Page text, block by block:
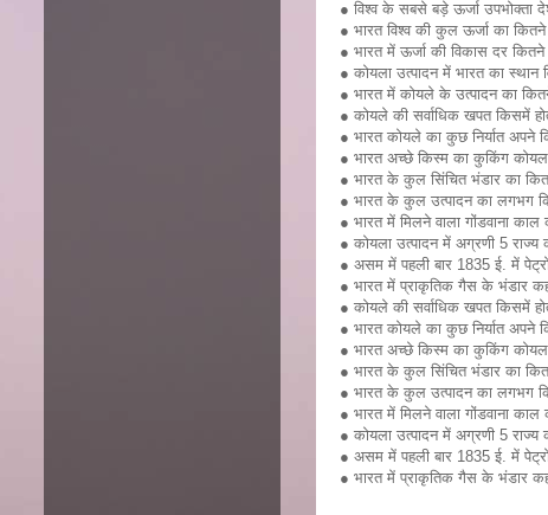
● विश्व के सबसे बड़े ऊर्जा उपभोक्ता
● भारत विश्व की कुल ऊर्जा का
● भारत में ऊर्जा की विकास दर
● कोयला उत्पादन में भारत का
● भारत में कोयले के उत्पादन का
● कोयले की सर्वाधिक खपत किसमें
● भारत कोयले का कुछ निर्यात अपने
● भारत अच्छे किस्म का कुकिंग
● भारत के कुल सिंचित भंडार का
● भारत के कुल उत्पादन का लगभग
● भारत में मिलने वाला गोंडवाना
● कोयला उत्पादन में अग्रणी 5
● असम में पहली बार 1835 ई. में
● भारत में प्राकृतिक गैस के भंडार
● कोयले की सर्वाधिक खपत किसमें
● भारत कोयले का कुछ निर्यात अपने
● भारत अच्छे किस्म का कुकिंग
● भारत के कुल सिंचित भंडार का
● भारत के कुल उत्पादन का लगभग
● भारत में मिलने वाला गोंडवाना
● कोयला उत्पादन में अग्रणी 5
● असम में पहली बार 1835 ई. में
● भारत में प्राकृतिक गैस के भंडार